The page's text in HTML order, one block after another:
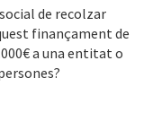
de recolzar
finançament de
a una entitat o